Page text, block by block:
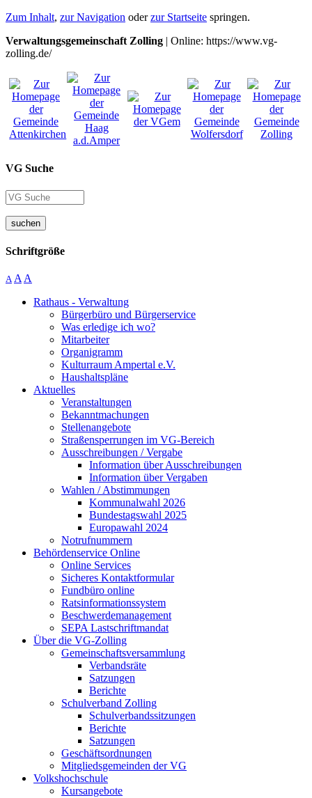
Zum Inhalt, zur Navigation oderzur Startseite springen.
Verwaltungsgemeinschaft Zolling | Online: https://www.vg-
zolling.de/
VG Suche
suchen
Schriftgröße
A A A
Rathaus - Verwaltung
Bürgerbüro und Bürgerservice
Was erledige ich wo?
Mitarbeiter
Organigramm
Kulturraum Ampertal e.V.
Haushaltspläne
Aktuelles
Veranstaltungen
Bekanntmachungen
Stellenangebote
Straßensperrungen im VG-Bereich
Ausschreibungen / Vergabe
Information über Ausschreibungen
Information über Vergaben
Wahlen / Abstimmungen
Kommunalwahl 2026
Bundestagswahl 2025
Europawahl 2024
Notrufnummern
Behördenservice Online
Online Services
Sicheres Kontaktformular
Fundbüro online
Ratsinformationssystem
Beschwerdemanagement
SEPA Lastschriftmandat
Über die VG-Zolling
Gemeinschaftsversammlung
Verbandsräte
Satzungen
Berichte
Schulverband Zolling
Schulverbandssitzungen
Berichte
Satzungen
Geschäftsordnungen
Mitgliedsgemeinden der VG
Volkshochschule
Kursangebote